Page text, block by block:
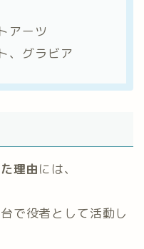
アーツ
、グラビア
理由には、
で役者として活動し